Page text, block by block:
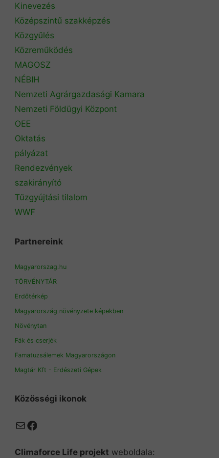
Kinevezés
Középszintű szakképzés
Közgyűlés
Közreműködés
MAGOSZ
NÉBIH
Nemzeti Agrárgazdasági Kamara
Nemzeti Földügyi Központ
OEE
Oktatás
pályázat
Rendezvények
szakirányító
Tűzgyújtási tilalom
WWF
Partnereink
Magyarorszag.hu
TÖRVÉNYTÁR
Erdőtérkép
Magyarország növényzete képekben
Növénytan
Fák és cserjék
Famatuzsálemek Magyarországon
Magtár Kft - Erdészeti Gépek
Közösségi ikonok
MailFacebook
Climaforce Life projekt weboldala: